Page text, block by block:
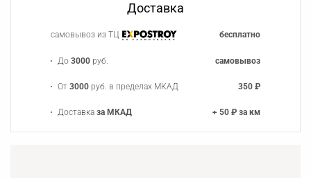
Доставка
самовывоз из ТЦ бесплатно
До3000 руб. самовывоз
От3000 руб. в пределах МКАД 350 ₽
Доставказа МКАД + 50 ₽ за км